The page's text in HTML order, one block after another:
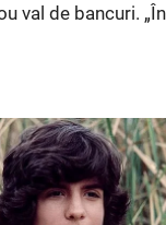
val de bancuri.